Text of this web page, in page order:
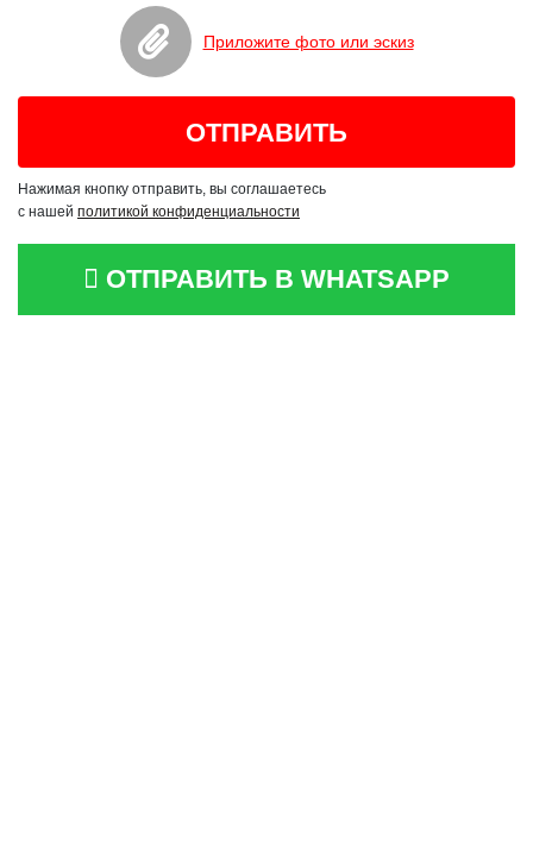
Приложите фото или эскиз
Нажимая кнопку отправить, вы соглашаетесь
с нашей политикой конфиденциальности
ОТПРАВИТЬ В WHATSAPP